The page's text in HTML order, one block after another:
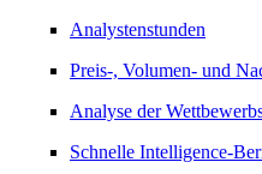
Analystenstunden
Preis-, Volumen- und
Analyse der
Schnelle Intelligence-